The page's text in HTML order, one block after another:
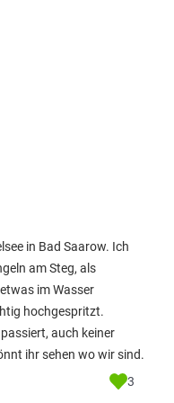
in Bad Saarow. Ich
am Steg, als
im Wasser
hochgespritzt.
auch keiner
ihr sehen wo wir sind.
3